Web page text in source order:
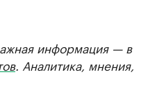
информация — в
. Аналитика, мнения,